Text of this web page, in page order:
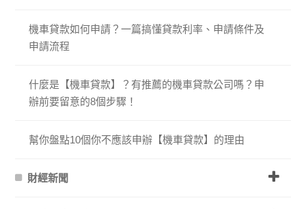
機車貸款如何申請？一篇搞懂貸款利率、申請條件及
申請流程
什麼是【機車貸款】？有推薦的機車貸款公司嗎？申
辦前要留意的8個步驟！
幫你盤點10個你不應該申辦【機車貸款】的理由
財經新聞